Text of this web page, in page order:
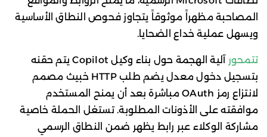
المصاحبة مظهراً موثوقاً يتجاوز فحوص النطاق الأساسية
ويسهل عملية خداع الضحايا.
تتمحور
آلية الهجمة حول بناء وكيل Copilot يتم حقنه
بتسجيل دخول معدل يضم طلب HTTP خبيث مصمم
لانتزاع رمز OAuth مباشرة بعد أن يمنح المستخدم
موافقته على الأذونات المطلوبة. تستغل الحملة خاصية
مشاركة الوكلاء عبر رابط يظهر ضمن النطاق الرسمي